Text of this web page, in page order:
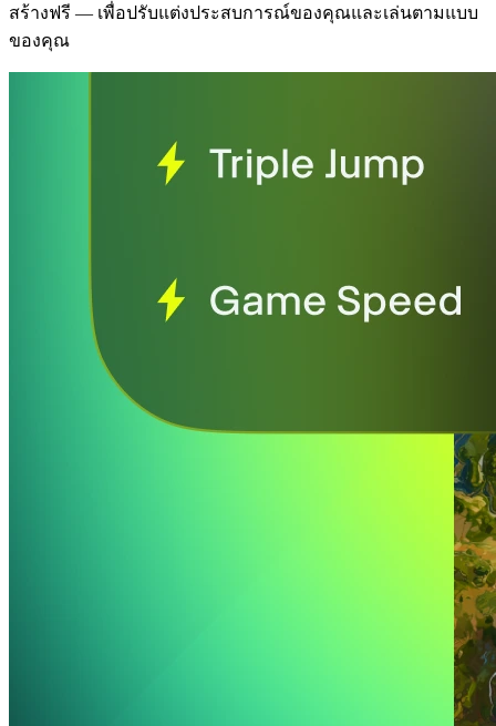
สร้างฟรี — เพื่อปรับแต่งประสบการณ์ของคุณและเล่นตามแบบ
ของคุณ